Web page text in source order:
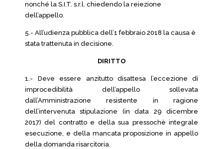
nonché la S.I.T. s.r.l. chiedendo la reiezione
dell’appello.
5.- All’udienza pubblica dell’1 febbraio 2018 la causa è
stata trattenuta in decisione.
DIRITTO
1.- Deve essere anzitutto disattesa l’eccezione di
improcedibilità dell’appello sollevata
dall’Amministrazione resistente in ragione
dell’intervenuta stipulazione (in data 29 dicembre
2017) del contratto e della sua pressochè integrale
esecuzione, e della mancata proposizione in appello
della domanda risarcitoria.